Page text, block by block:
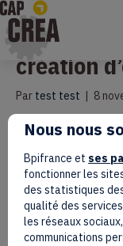
Les clés
création
Par test test | 8
Vous souhaitez
à réaliser pour
moteur de
ma création
« Hérault ».
Lire la suite
Nous nous
Bpifrance et ses
fonctionner les
des statistiques
qualité des
les réseaux
communications